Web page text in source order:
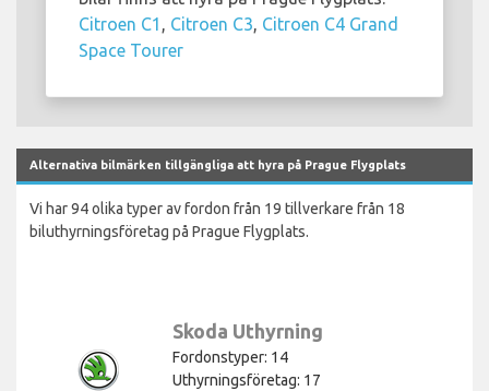
Citroen C1 , Citroen C3, Citroen C4 Grand
Space Tourer
Alternativa bilmärken tillgängliga att hyra på Prague Flygplats
Vi har 94 olika typer av fordon från 19 tillverkare från 18
biluthyrningsföretag på Prague Flygplats.
Skoda Uthyrning
Fordonstyper: 14
Uthyrningsföretag: 17